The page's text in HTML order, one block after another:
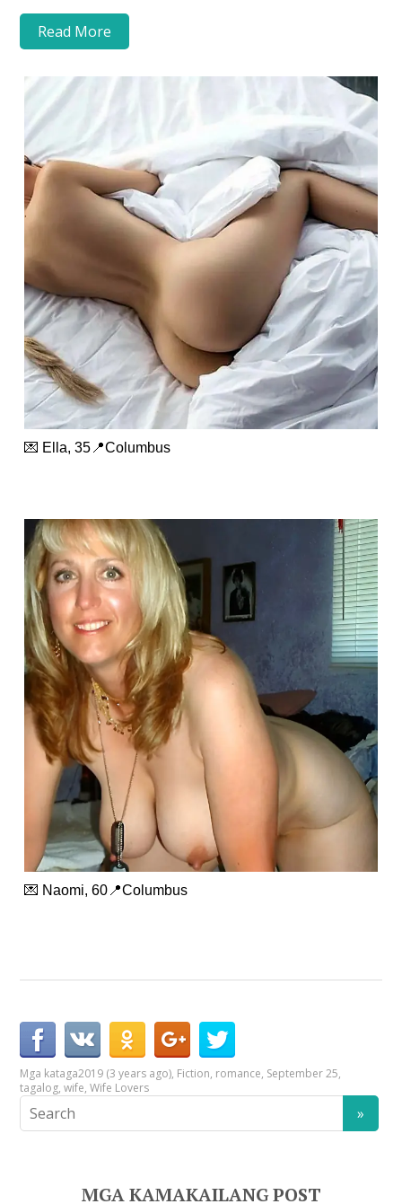
Read More
💌 Ella, 35📍Columbus
💌 Naomi, 60📍Columbus
Mga kataga2019 (3 years ago), Fiction, romance, September 25,
tagalog,wife,Wife Lovers
MGA KAMAKAILANG POST